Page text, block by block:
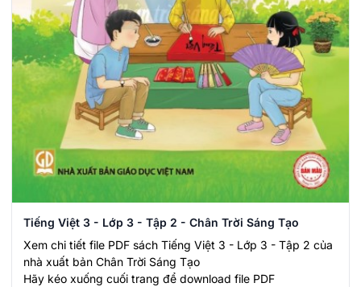
Tiếng Việt 3 - Lớp 3 - Tập 2 - Chân Trời Sáng Tạo
Xem chi tiết file PDF sách Tiếng Việt 3 - Lớp 3 - Tập 2 của
nhà xuất bản Chân Trời Sáng Tạo
Hãy kéo xuống cuối trang để download file PDF